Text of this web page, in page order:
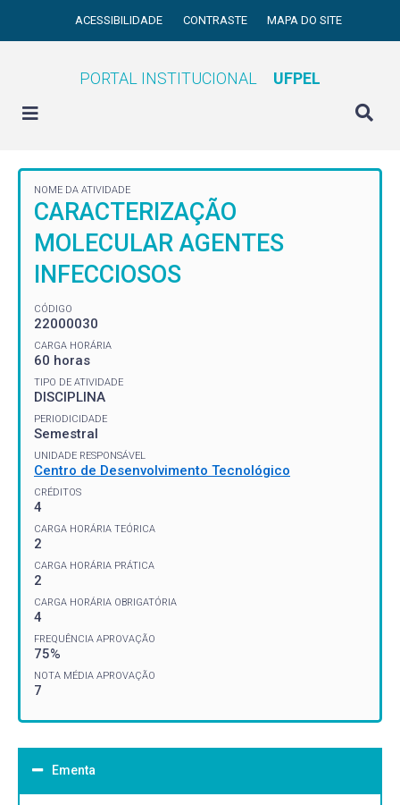
ACESSIBILIDADE CONTRASTE MAPA DO SITE
PORTAL INSTITUCIONAL UFPEL
NOME DA ATIVIDADE
CARACTERIZAÇÃO
MOLECULAR AGENTES
INFECCIOSOS
CÓDIGO
22000030
CARGA HORÁRIA
60 horas
TIPO DE ATIVIDADE
DISCIPLINA
PERIODICIDADE
Semestral
UNIDADE RESPONSÁVEL
Centro de Desenvolvimento Tecnológico
CRÉDITOS
4
CARGA HORÁRIA TEÓRICA
2
CARGA HORÁRIA PRÁTICA
2
CARGA HORÁRIA OBRIGATÓRIA
4
FREQUÊNCIA APROVAÇÃO
75%
NOTA MÉDIA APROVAÇÃO
7
Ementa